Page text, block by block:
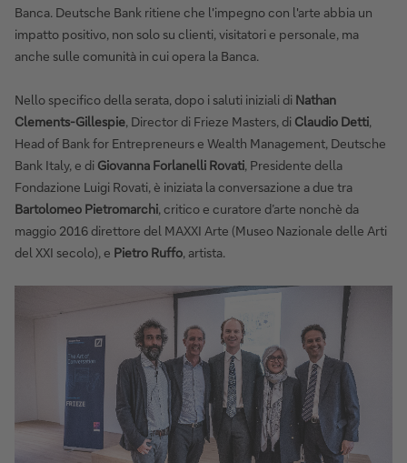
Banca. Deutsche Bank ritiene che l'impegno con l'arte abbia un
impatto positivo, non solo su clienti, visitatori e personale, ma
anche sulle comunità in cui opera la Banca.
Nello specifico della serata, dopo i saluti iniziali di Nathan
Clements-Gillespie, Director di Frieze Masters, di Claudio Detti,
Head of Bank for Entrepreneurs e Wealth Management, Deutsche
Bank Italy, e di Giovanna Forlanelli Rovati, Presidente della
Fondazione Luigi Rovati, è iniziata la conversazione a due tra
Bartolomeo Pietromarchi, critico e curatore d’arte nonchè da
maggio 2016 direttore del MAXXI Arte (Museo Nazionale delle Arti
del XXI secolo), e Pietro Ruffo, artista.